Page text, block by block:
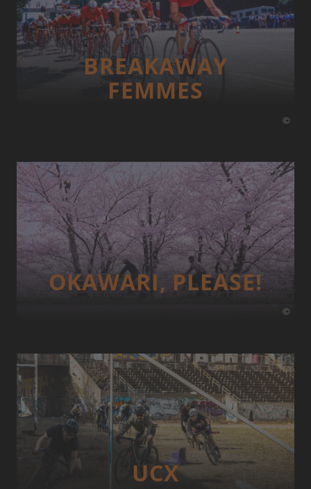
©
BREAKAWAY
FEMMES
©
OKAWARI, PLEASE!
UCX